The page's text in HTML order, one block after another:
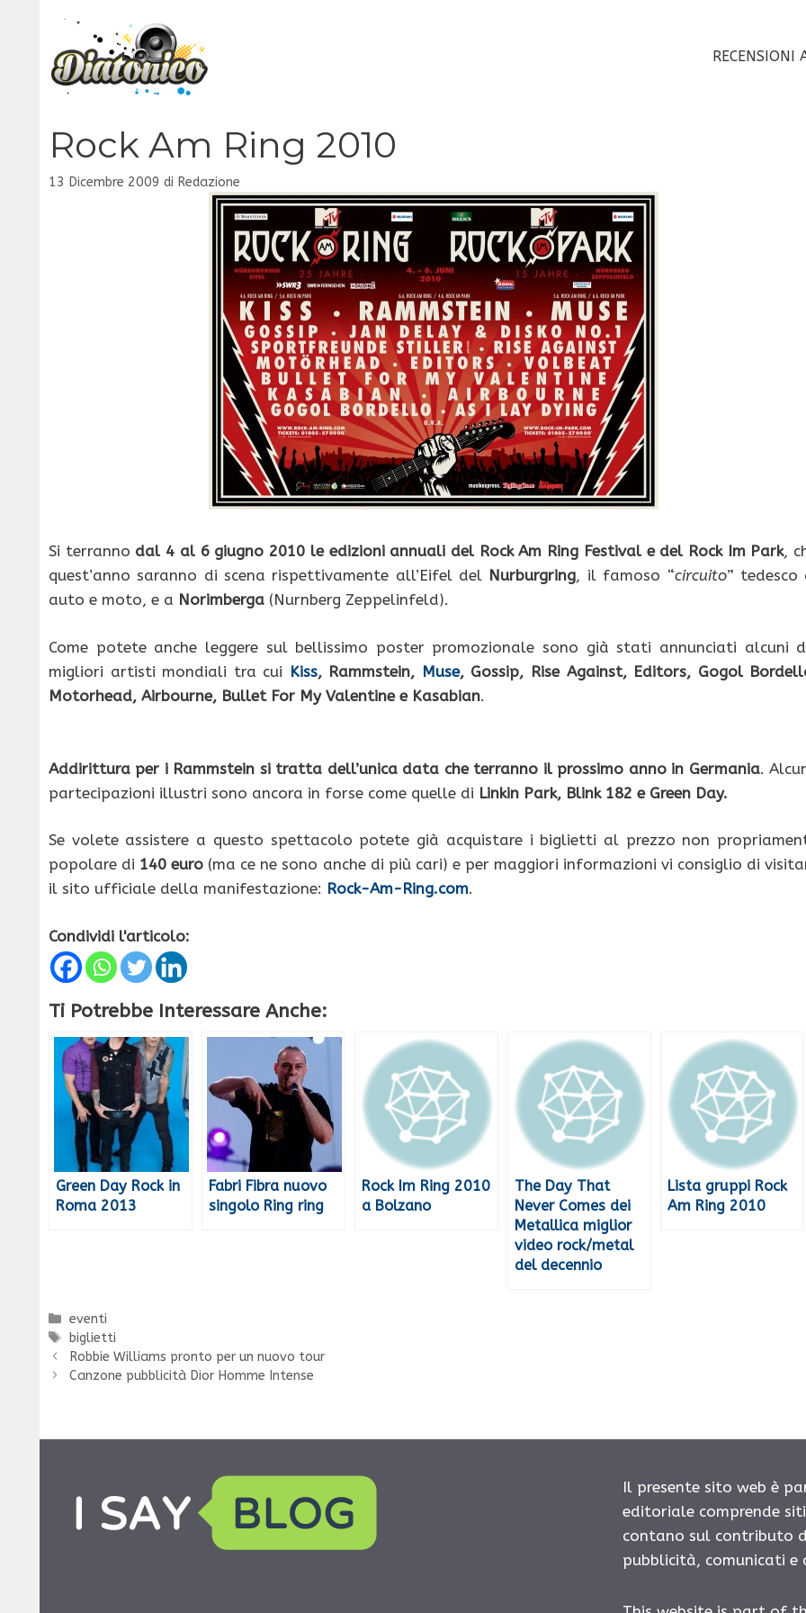
contenuto
RECENSIONI
Rock Am Ring 2010
13 Dicembre 2009 di Redazione
Si terranno dal 4 al 6 giugno 2010 le edizioni annuali del Rock Am Ring Festival e del Rock Im Park,
quest’anno saranno di scena rispettivamente all’Eifel del Nurburgring, il famoso “circuito” tedesco
auto e moto, e a Norimberga (Nurnberg Zeppelinfeld).
Come potete anche leggere sul bellissimo poster promozionale sono già stati annunciati alcuni
migliori artisti mondiali tra cui Kiss, Rammstein, Muse, Gossip, Rise Against, Editors, Gogol
Motorhead, Airbourne, Bullet For My Valentine e Kasabian.
Addirittura per i Rammstein si tratta dell’unica data che terranno il prossimo anno in Germania.
partecipazioni illustri sono ancora in forse come quelle di Linkin Park, Blink 182 e Green Day.
Se volete assistere a questo spettacolo potete già acquistare i biglietti al prezzo non
popolare di 140 euro (ma ce ne sono anche di più cari) e per maggiori informazioni vi consiglio di
il sito ufficiale della manifestazione: Rock-Am-Ring.com.
Condividi l'articolo:
Ti Potrebbe Interessare Anche:
Green Day Rock in
Roma 2013
Fabri Fibra nuovo
singolo Ring ring
Rock Im Ring 2010
a Bolzano
The Day That
Never Comes dei
Metallica miglior
video rock/metal
del decennio
Lista gruppi Rock
Am Ring 2010
Categorie
eventi
Tag
biglietti
Robbie Williams pronto per un nuovo tour
Canzone pubblicità Dior Homme Intense
Il presente sito web è
editoriale comprende
contano sul contributo
pubblicità, comunicati e